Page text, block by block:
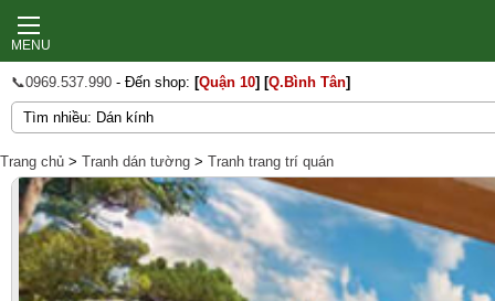
MENU
📞0969.537.990 - Đến shop: [Quận 10] [Q.Bình Tân]
Trang chủ > Tranh dán tường > Tranh trang trí quán